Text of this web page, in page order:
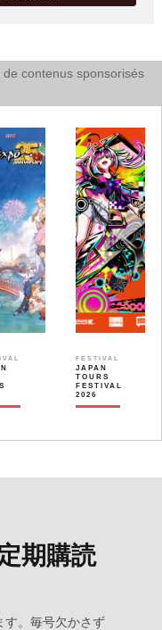
de contenus sponsorisés
FESTIVAL
JAPAN
TOURS
FESTIVAL
2026
期購読
す。毎号欠かさず